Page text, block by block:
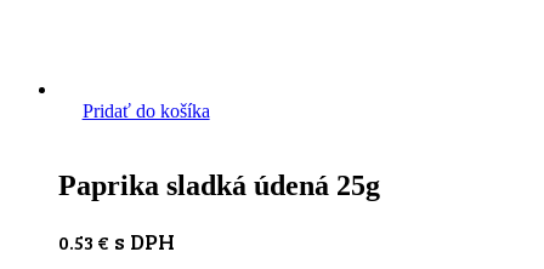
Pridať do košíka
Paprika sladká údená 25g
0.53 € s DPH